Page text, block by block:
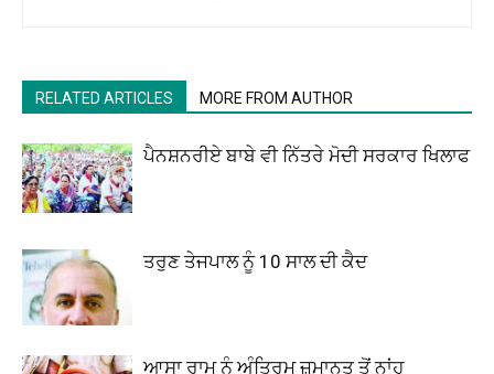
RELATED ARTICLES MORE FROM AUTHOR
ਪੈਨਸ਼ਨਰੀਏ ਬਾਬੇ ਵੀ ਨਿੱਤਰੇ ਮੋਦੀ ਸਰਕਾਰ ਖਿਲਾਫ
ਤਰੁਣ ਤੇਜਪਾਲ ਨੂੰ 10 ਸਾਲ ਦੀ ਕੈਦ
ਆਸਾ ਰਾਮ ਨੂੰ ਅੰਤ੍ਰਿਮ ਜ਼ਮਾਨਤ ਤੋਂ ਨਾਂਹ